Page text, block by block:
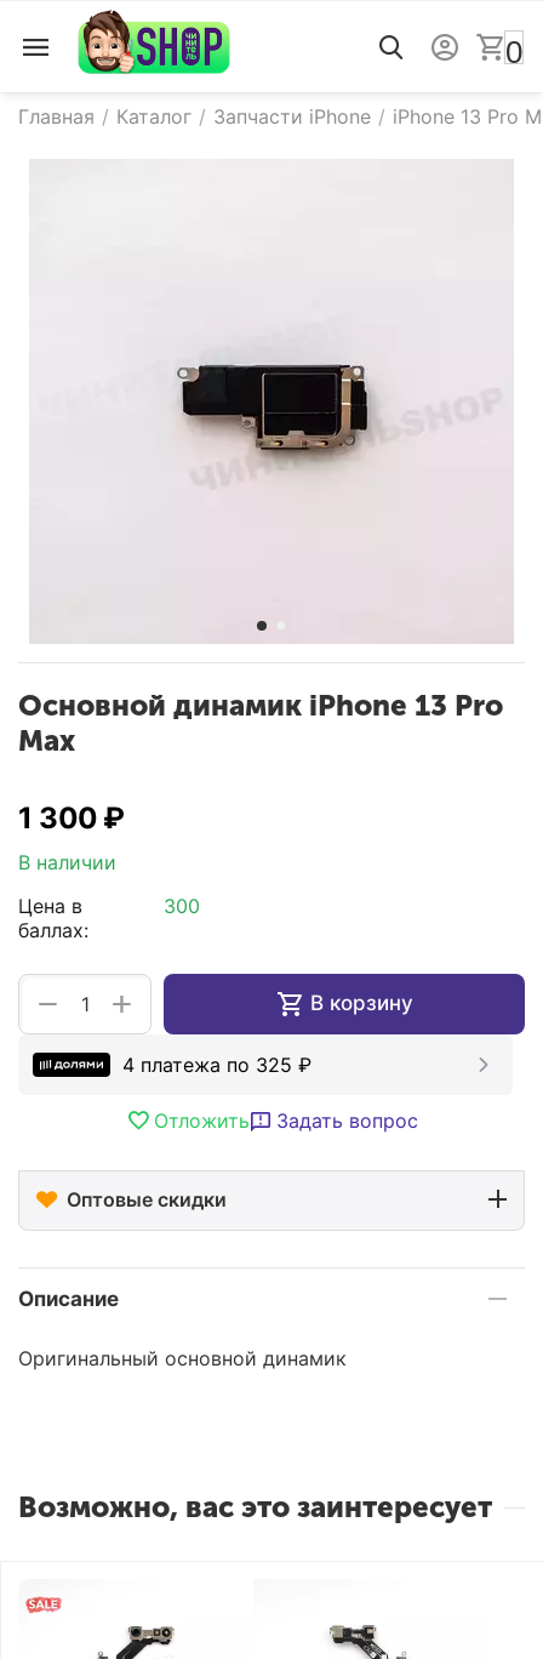
0
Главная / Каталог / Запчасти iPhone / iPhone 13 Pro
Основной динамик iPhone 13 Pro
Max
1 300 ₽
В наличии
Цена в
баллах:
300
+
− В корзину
4 платежа по 325 ₽
Отложить Задать вопрос
Оптовые скидки
Описание
Оригинальный основной динамик
Возможно, вас это заинтересует